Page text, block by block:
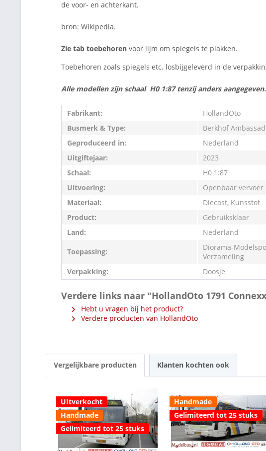
de voor- en achterkant.
bron: Wikipedia.
Zie tab toebehoren voor lijm om spiegels te plakken.
Toebehoren zoals spiegels etc. losbijgeleverd in de
Alle modellen zijn schaal H0 1:87 tenzij anders aangegeven.
Fabrikant:
HollandOto
Busmerk & Type:
Berkhof
Geproduceerd in:
Nederland
Uitgiftejaar:
2023
Schaal:
H0 1:87
Uitvoering:
Openbaar vervoer
Materiaal:
Diecast, Kunsstof
Product:
Gebruiksklaar
Land:
Nederland
Toepassing:
Diorama-
Verzameling
Verpakking:
Doosje
Verdere links naar "HollandOto 1791
Hebt u vragen bij het product?
Verdere producten van HollandOto
Vergelijkbare producten Klanten kochten ook
UItverkocht
Handmade
Gelimiteerd tot 25 stuks
Handmade
Gelimiteerd tot 25 stuks